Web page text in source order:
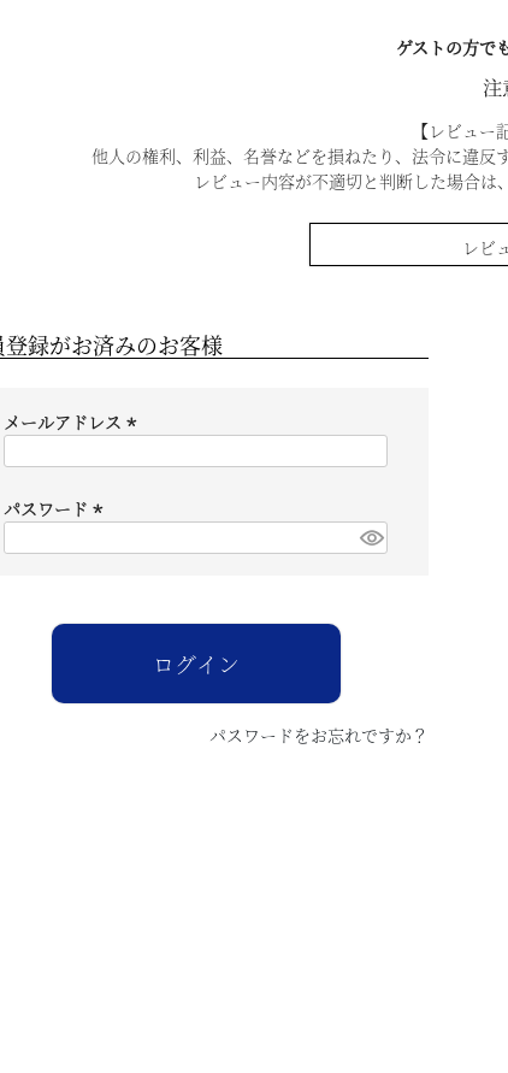
ゲストの方で
注
【レビュー
他人の権利、利益、名誉などを損ねたり、法令に違反
レビュー内容が不適切と判断した場合は
レビ
登録がお済みのお客様
メールアドレス
)
パスワード
ログイン
パスワードをお忘れですか？